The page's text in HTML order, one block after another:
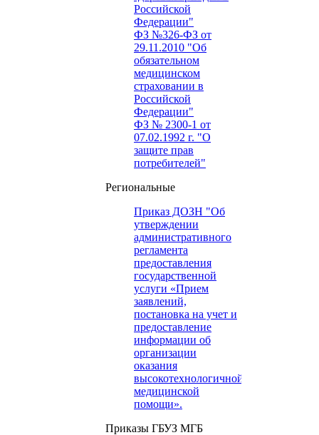
Российской
Федерации"
ФЗ №326-ФЗ от
29.11.2010 "Об
обязательном
медицинском
страховании в
Российской
Федерации"
ФЗ № 2300-1 от
07.02.1992 г. "О
защите прав
потребителей"
Региональные
Приказ ДОЗН "Об
утверждении
административного
регламента
предоставления
государственной
услуги «Прием
заявлений,
постановка на учет и
предоставление
информации об
организации
оказания
высокотехнологичной
медицинской
помощи».
Приказы ГБУЗ МГБ